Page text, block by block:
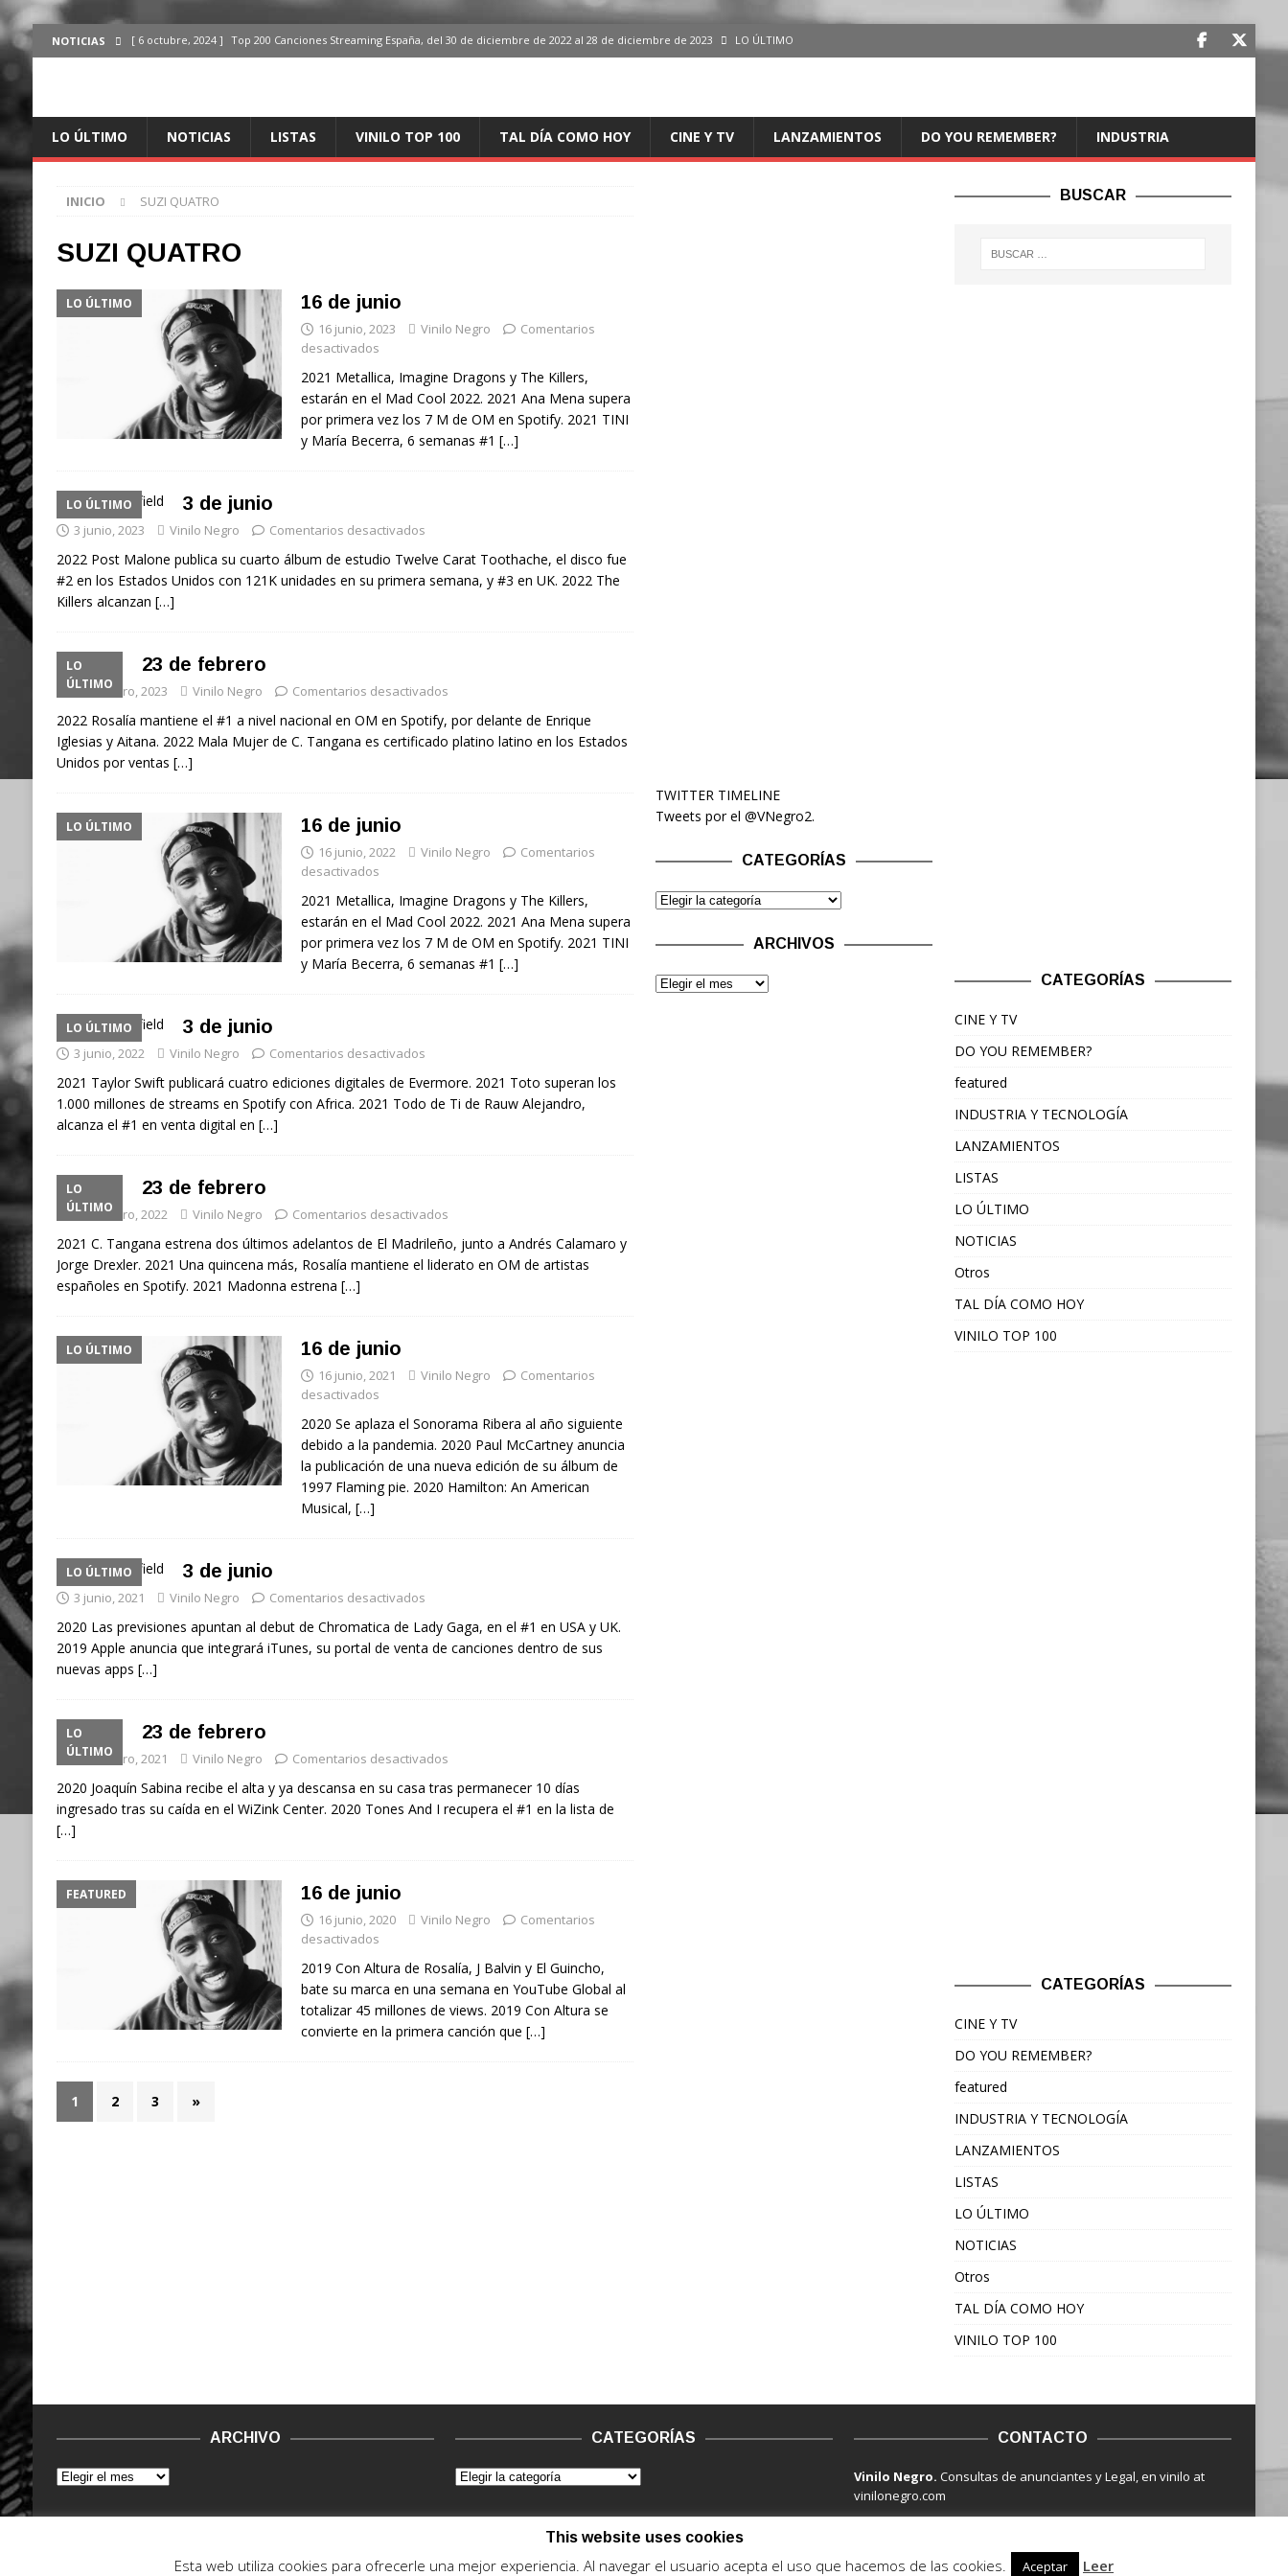
NOTICIAS [ 6 octubre, 2024 ] Top 200 Canciones Streaming España, del 30 de diciembre de 2022 al 28 de diciembre de 2023 LO ÚLTIMO
ÚLTIMO
ÚLTIMO
LO ÚLTIMO NOTICIAS LISTAS VINILO TOP 100 TAL DÍA COMO HOY CINE Y TV LANZAMIENTOS DO YOU REMEMBER? INDUSTRIA
INICIO SUZI QUATRO
SUZI QUATRO
LO ÚLTIMO 16 de junio
16 junio, 2023 Vinilo Negro
Comentarios
desactivados
2021 Metallica, Imagine Dragons y The Killers,
estarán en el Mad Cool 2022. 2021 Ana Mena supera
por primera vez los 7 M de OM en Spotify. 2021 TINI
y María Becerra, 6 semanas #1 […]
LO ÚLTIMO 3 de junio
3 junio, 2023 Vinilo Negro Comentarios desactivados
2022 Post Malone publica su cuarto álbum de estudio Twelve Carat Toothache, el disco fue
#2 en los Estados Unidos con 121K unidades en su primera semana, y #3 en UK. 2022 The
Killers alcanzan […]
LO
ÚLTIMO
23 de febrero
23 febrero, 2023 Vinilo Negro Comentarios desactivados
2022 Rosalía mantiene el #1 a nivel nacional en OM en Spotify, por delante de Enrique
Iglesias y Aitana. 2022 Mala Mujer de C. Tangana es certificado platino latino en los Estados
Unidos por ventas […]
LO ÚLTIMO 16 de junio
16 junio, 2022 Vinilo Negro
Comentarios
desactivados
2021 Metallica, Imagine Dragons y The Killers,
estarán en el Mad Cool 2022. 2021 Ana Mena supera
por primera vez los 7 M de OM en Spotify. 2021 TINI
y María Becerra, 6 semanas #1 […]
LO ÚLTIMO 3 de junio
3 junio, 2022 Vinilo Negro Comentarios desactivados
2021 Taylor Swift publicará cuatro ediciones digitales de Evermore. 2021 Toto superan los
1.000 millones de streams en Spotify con Africa. 2021 Todo de Ti de Rauw Alejandro,
alcanza el #1 en venta digital en […]
LO
ÚLTIMO
23 de febrero
23 febrero, 2022 Vinilo Negro Comentarios desactivados
2021 C. Tangana estrena dos últimos adelantos de El Madrileño, junto a Andrés Calamaro y
Jorge Drexler. 2021 Una quincena más, Rosalía mantiene el liderato en OM de artistas
españoles en Spotify. 2021 Madonna estrena […]
LO ÚLTIMO 16 de junio
16 junio, 2021 Vinilo Negro
Comentarios
desactivados
2020 Se aplaza el Sonorama Ribera al año siguiente
debido a la pandemia. 2020 Paul McCartney anuncia
la publicación de una nueva edición de su álbum de
1997 Flaming pie. 2020 Hamilton: An American
Musical, […]
LO ÚLTIMO 3 de junio
3 junio, 2021 Vinilo Negro Comentarios desactivados
2020 Las previsiones apuntan al debut de Chromatica de Lady Gaga, en el #1 en USA y UK.
2019 Apple anuncia que integrará iTunes, su portal de venta de canciones dentro de sus
nuevas apps […]
LO
ÚLTIMO
23 de febrero
23 febrero, 2021 Vinilo Negro Comentarios desactivados
2020 Joaquín Sabina recibe el alta y ya descansa en su casa tras permanecer 10 días
ingresado tras su caída en el WiZink Center. 2020 Tones And I recupera el #1 en la lista de
[…]
FEATURED 16 de junio
16 junio, 2020 Vinilo Negro
Comentarios
desactivados
2019 Con Altura de Rosalía, J Balvin y El Guincho,
bate su marca en una semana en YouTube Global al
totalizar 45 millones de views. 2019 Con Altura se
convierte en la primera canción que […]
1 2 3 »
TWITTER TIMELINE
Tweets por el @VNegro2.
CATEGORÍAS
ARCHIVOS
BUSCAR
CATEGORÍAS
CINE Y TV
DO YOU REMEMBER?
featured
INDUSTRIA Y TECNOLOGÍA
LANZAMIENTOS
LISTAS
LO ÚLTIMO
NOTICIAS
Otros
TAL DÍA COMO HOY
VINILO TOP 100
CATEGORÍAS
CINE Y TV
DO YOU REMEMBER?
featured
INDUSTRIA Y TECNOLOGÍA
LANZAMIENTOS
LISTAS
LO ÚLTIMO
NOTICIAS
Otros
TAL DÍA COMO HOY
VINILO TOP 100
ARCHIVO CATEGORÍAS CONTACTO
Vinilo Negro.Consultas de anunciantes y Legal, en vinilo at
vinilonegro.com
This website uses cookies
Esta web utiliza cookies para ofrecerle una mejor experiencia. Al navegar el usuario acepta el uso que hacemos de las cookies. Aceptar Leer